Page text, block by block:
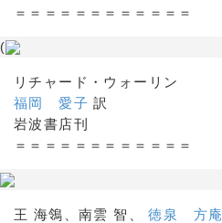
＝＝＝＝＝＝＝＝＝＝＝＝
(
リチャード・ウォーリン
福岡 愛子 訳
岩波書店刊
＝＝＝＝＝＝＝＝＝＝＝＝
王 海鴒、南雲 智、徳泉 方庵